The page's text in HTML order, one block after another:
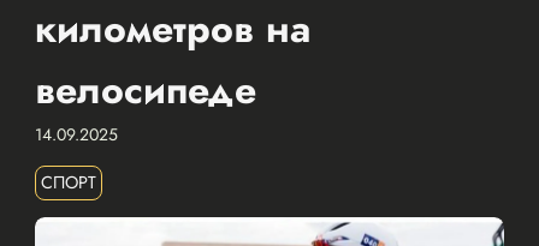
километров на
велосипеде
14.09.2025
СПОРТ